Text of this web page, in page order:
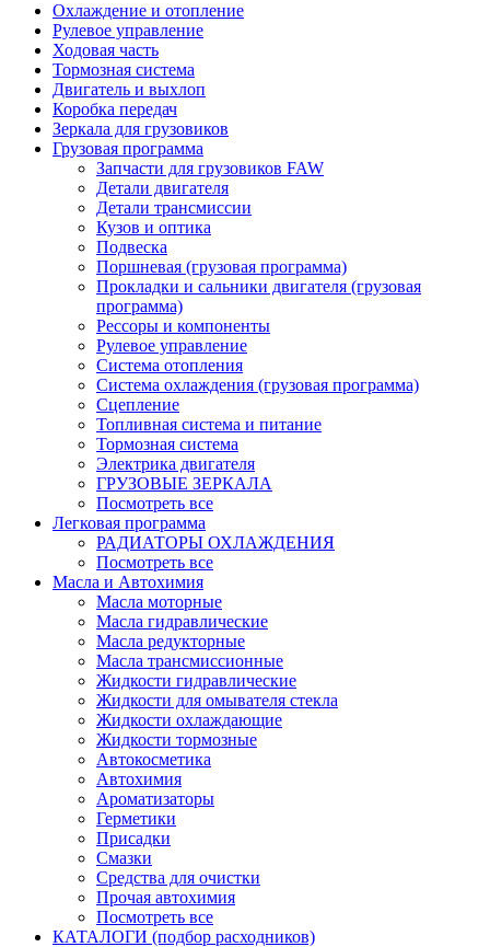
Охлаждение и отопление
Рулевое управление
Ходовая часть
Тормозная система
Двигатель и выхлоп
Коробка передач
Зеркала для грузовиков
Грузовая программа
Запчасти для грузовиков FAW
Детали двигателя
Детали трансмиссии
Кузов и оптика
Подвеска
Поршневая (грузовая программа)
Прокладки и сальники двигателя (грузовая
программа)
Рессоры и компоненты
Рулевое управление
Система отопления
Система охлаждения (грузовая программа)
Сцепление
Топливная система и питание
Тормозная система
Электрика двигателя
ГРУЗОВЫЕ ЗЕРКАЛА
Посмотреть все
Легковая программа
РАДИАТОРЫ ОХЛАЖДЕНИЯ
Посмотреть все
Масла и Автохимия
Масла моторные
Масла гидравлические
Масла редукторные
Масла трансмиссионные
Жидкости гидравлические
Жидкости для омывателя стекла
Жидкости охлаждающие
Жидкости тормозные
Автокосметика
Автохимия
Ароматизаторы
Герметики
Присадки
Смазки
Средства для очистки
Прочая автохимия
Посмотреть все
КАТАЛОГИ (подбор расходников)